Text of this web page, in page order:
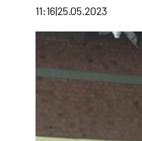
11:16 25.05.2023